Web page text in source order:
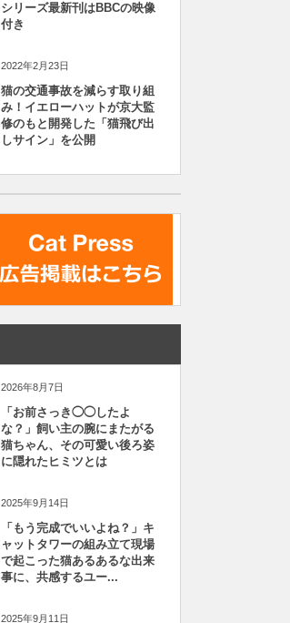
シリーズ最新刊はBBCの映像
付き
2022年2月23日
猫の交通事故を減らす取り組
み！イエローハットが京大監
修のもと開発した「猫飛び出
しサイン」を公開
2026年8月7日
「お前さっき◯◯したよ
な？」飼い主の腕にまたがる
猫ちゃん、その可愛い後ろ姿
に隠れたヒミツとは
2025年9月14日
「もう完成でいいよね？」キ
ャットタワーの組み立て現場
で起こった猫あるあるな出来
事に、共感するユー...
2025年9月11日